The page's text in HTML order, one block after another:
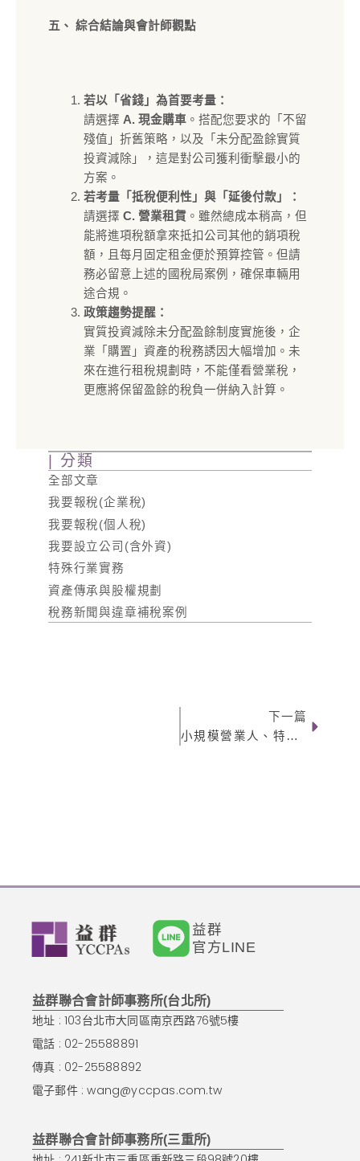
五、 綜合結論與會計師觀點
若以「省錢」為首要考量：
請選擇 A. 現金購車。搭配您要求的「不留
殘值」折舊策略，以及「未分配盈餘實質
投資減除」，這是對公司獲利衝擊最小的
方案。
若考量「抵稅便利性」與「延後付款」：
請選擇 C. 營業租賃。雖然總成本稍高，但
能將進項稅額拿來抵扣公司其他的銷項稅
額，且每月固定租金便於預算控管。但請
務必留意上述的國稅局案例，確保車輛用
途合規。
政策趨勢提醒：
實質投資減除未分配盈餘制度實施後，企
業「購置」資產的稅務誘因大幅增加。未
來在進行租稅規劃時，不能僅看營業稅，
更應將保留盈餘的稅負一併納入計算。
| 分類
全部文章
我要報稅(企業稅)
我要報稅(個人稅)
我要設立公司(含外資)
特殊行業實務
資產傳承與股權規劃
稅務新聞與違章補稅案例
下一篇
小規模營業人、特殊營業人「何時要開始開立統一發票」——專業解析與實務判斷
益群
官方LINE
益群聯合會計師事務所(台北所)
地址 : 103台北市大同區南京西路76號5樓
電話 : 02-25588891
傳真 : 02-25588892
電子郵件 :wang@yccpas.com.tw
益群聯合會計師事務所(三重所)